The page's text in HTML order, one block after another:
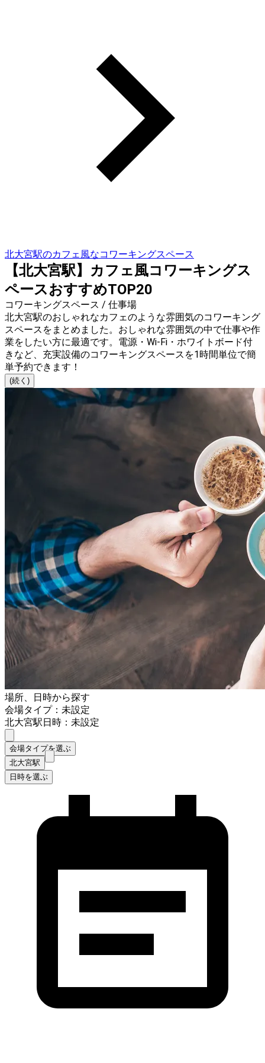
北大宮駅のカフェ風なコワーキングスペース
【北大宮駅】カフェ風コワーキングス
ペースおすすめTOP20
コワーキングスペース / 仕事場
北大宮駅のおしゃれなカフェのような雰囲気のコワーキング
スペースをまとめました。おしゃれな雰囲気の中で仕事や作
業をしたい方に最適です。電源・Wi-Fi・ホワイトボード付
きなど、充実設備のコワーキングスペースを1時間単位で簡
単予約できます！
(続く)
場所、日時から探す
会場タイプ：未設定
北大宮駅日時：未設定
会場タイプを選ぶ
北大宮駅
日時を選ぶ